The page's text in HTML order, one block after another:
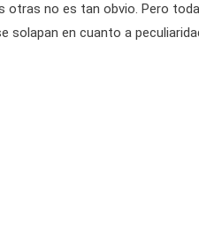
otras no es tan obvio. Pero
solapan en cuanto a